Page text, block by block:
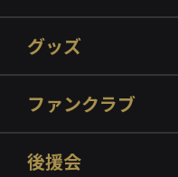
グッズ
ファンクラブ
後援会